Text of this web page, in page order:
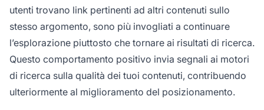
utenti trovano link pertinenti ad altri contenuti sullo
stesso argomento, sono più invogliati a continuare
l’esplorazione piuttosto che tornare ai risultati di ricerca.
Questo comportamento positivo invia segnali ai motori
di ricerca sulla qualità dei tuoi contenuti, contribuendo
ulteriormente al miglioramento del posizionamento.